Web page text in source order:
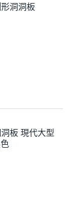
洞洞板
板 現代大型